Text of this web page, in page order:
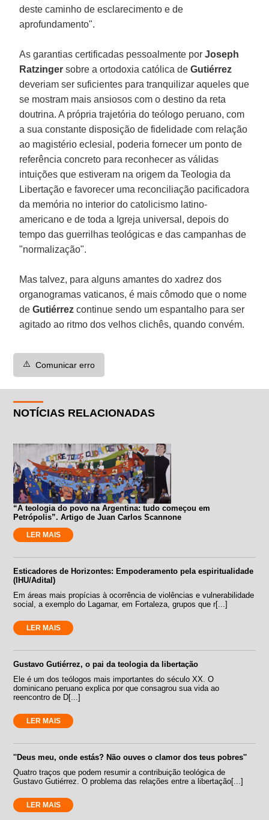
deste caminho de esclarecimento e de
aprofundamento".
As garantias certificadas pessoalmente porJoseph
Ratzingersobre a ortodoxia católica deGutiérrez
deveriam ser suficientes para tranquilizar aqueles que
se mostram mais ansiosos com o destino da reta
doutrina. A própria trajetória do teólogo peruano, com
a sua constante disposição de fidelidade com relação
ao magistério eclesial, poderia fornecer um ponto de
referência concreto para reconhecer as válidas
intuições que estiveram na origem da Teologia da
Libertação e favorecer uma reconciliação pacificadora
da memória no interior do catolicismo latino-
americano e de toda a Igreja universal, depois do
tempo das guerrilhas teológicas e das campanhas de
"normalização".
Mas talvez, para alguns amantes do xadrez dos
organogramas vaticanos, é mais cômodo que o nome
deGutiérrezcontinue sendo um espantalho para ser
agitado ao ritmo dos velhos clichês, quando convém.
⚠️ Comunicar erro
NOTÍCIAS RELACIONADAS
“A teologia do povo na Argentina: tudo começou em
Petrópolis”. Artigo de Juan Carlos Scannone
LER MAIS
Esticadores de Horizontes: Empoderamento pela espiritualidade
(IHU/Adital)
Em áreas mais propícias à ocorrência de violências e vulnerabilidade
social, a exemplo do Lagamar, em Fortaleza, grupos que r[...]
LER MAIS
Gustavo Gutiérrez, o pai da teologia da libertação
Ele é um dos teólogos mais importantes do século XX. O
dominicano peruano explica por que consagrou sua vida ao
reencontro de D[...]
LER MAIS
''Deus meu, onde estás? Não ouves o clamor dos teus pobres''
Quatro traços que podem resumir a contribuição teológica de
Gustavo Gutiérrez. O problema das relações entre a libertação[...]
LER MAIS